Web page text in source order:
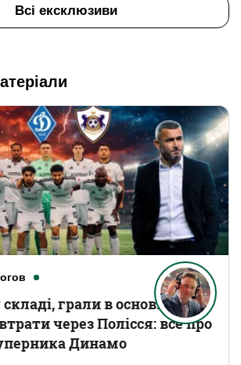
Всі ексклюзиви
складі, грали в основному
через Полісся: все про
Динамо